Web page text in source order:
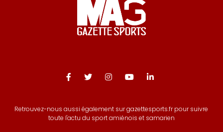
Retrouvez-nous aussi également sur gazettesports.fr pour suivre
toute l'actu du sport amiénois et samarien